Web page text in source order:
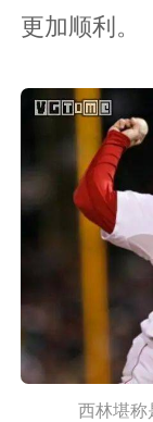
更加顺利。
西林堪称